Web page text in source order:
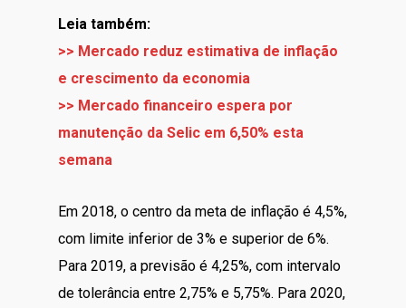
Leia também:
>> Mercado reduz estimativa de inflação
e crescimento da economia
>> Mercado financeiro espera por
manutenção da Selic em 6,50% esta
semana
Em 2018, o centro da meta de inflação é 4,5%,
com limite inferior de 3% e superior de 6%.
Para 2019, a previsão é 4,25%, com intervalo
de tolerância entre 2,75% e 5,75%. Para 2020,